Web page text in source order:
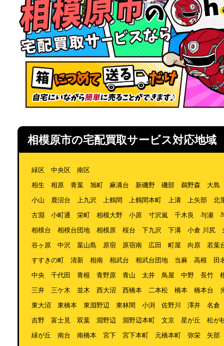
相模原市の宅配買取サービス対応地域
緑区 中央区 南区
相生 相原 青葉 旭町 麻溝台 新磯野 磯部 鵜野森 大島
小山 鹿沼台 上九沢 上鶴間 上鶴間本町 上溝 上矢部 北
古淵 小町通 栄町 相模大野 小原 寸沢嵐 千木良 与瀬
相模台 相模台団地 相模原 桜台 下九沢 下溝 小倉 川尻
谷ヶ原 中沢 葉山島 原宿 原宿南 広田 町屋 向原 若葉
すすきの町 清新 相南 相武台 相武台団地 当麻 高根 田
中央 千代田 青根 青野原 青山 太井 鳥屋 中野 長竹
三井 三ケ木 並木 西大沼 西橋本 二本松 橋本 橋本台
東大沼 東橋本 東淵野辺 東林間 小渕 佐野川 澤井 名
吉野 富士見 双葉 淵野辺 淵野辺本町 文京 星が丘 松が
緑が丘 南台 南橋本 宮下 宮下本町 元橋本町 弥栄 矢部